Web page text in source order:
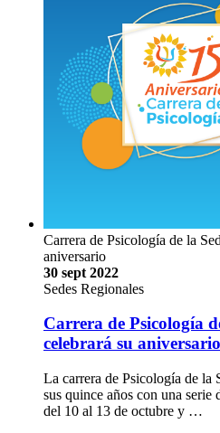
Carrera de Psicología de la
aniversario
30 sept 2022
Sedes Regionales
Carrera de Psicología
celebrará su aniversario
La carrera de Psicología de la
sus quince años con una serie
del 10 al 13 de octubre y …